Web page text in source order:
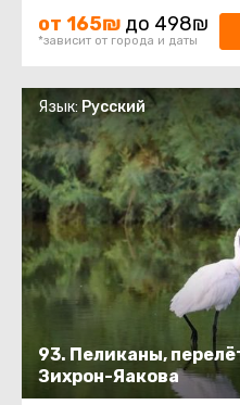
от 165₪ до 498₪
*зависит от города и даты
93. Пеликаны,
Зихрон-Яакова
Язык: Русский